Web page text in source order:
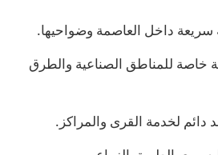
سريعة داخل العاصمة وضواحيها.
خاصة للمناطق الصناعية والطرق
دائم لخدمة القرى والمراكز.